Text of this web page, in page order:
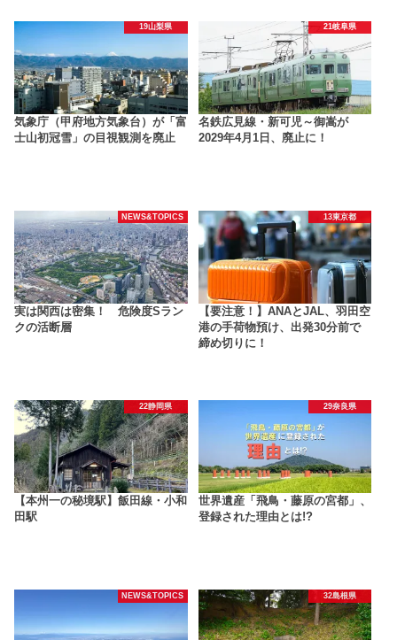
19山梨県
気象庁（甲府地方気象台）が「富
士山初冠雪」の目視観測を廃止
21岐阜県
名鉄広見線・新可児～御嵩が
2029年4月1日、廃止に！
NEWS&TOPICS
実は関西は密集！ 危険度Sラン
クの活断層
13東京都
【要注意！】ANAとJAL、羽田空
港の手荷物預け、出発30分前で
締め切りに！
22静岡県
【本州一の秘境駅】飯田線・小和
田駅
29奈良県
世界遺産「飛鳥・藤原の宮都」、
登録された理由とは!?
NEWS&TOPICS 32島根県